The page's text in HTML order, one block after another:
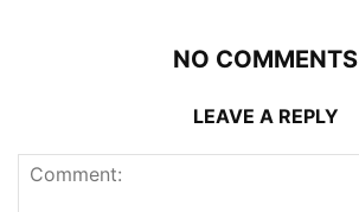
NO COMMENTS
LEAVE A REPLY